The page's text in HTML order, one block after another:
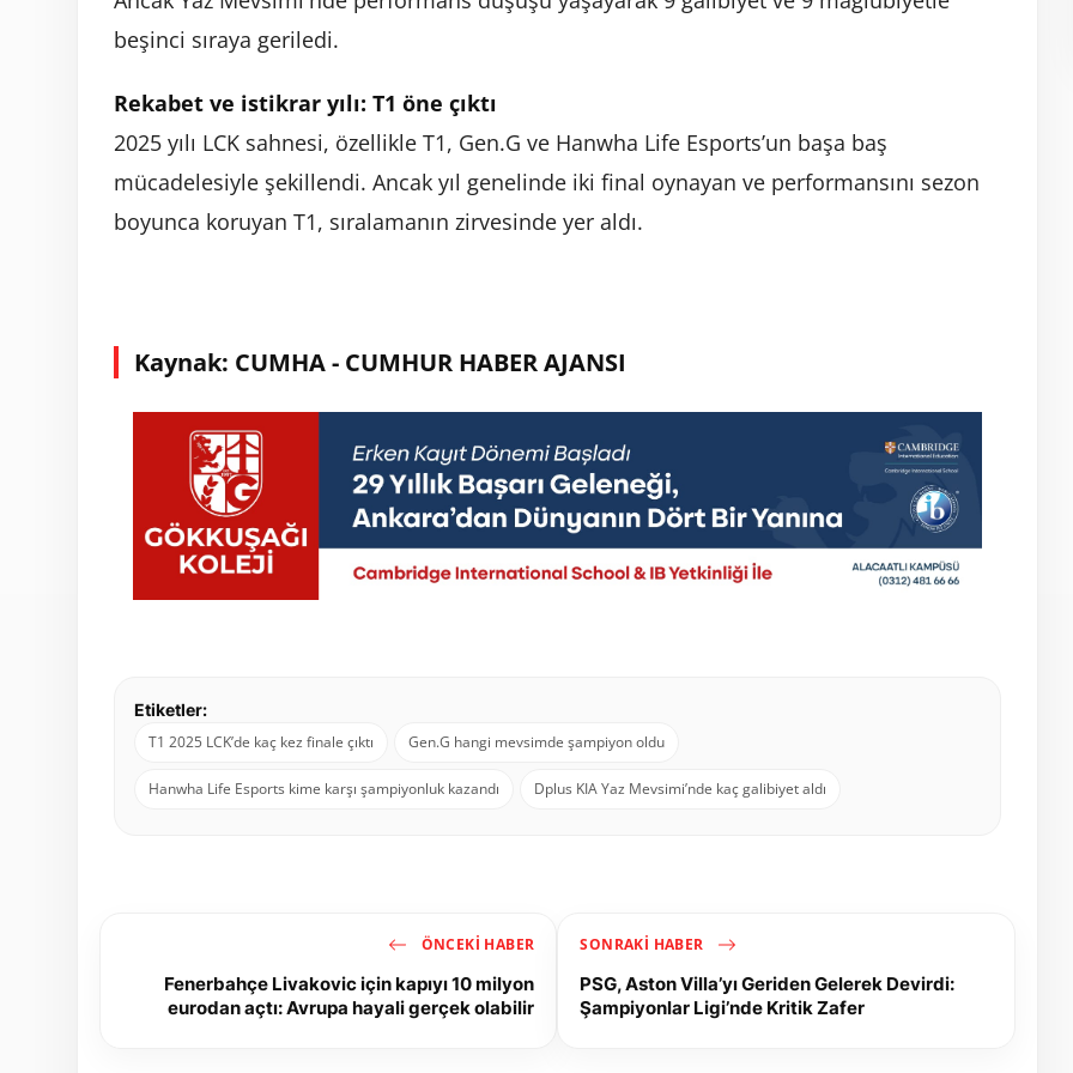
beşinci sıraya geriledi.
Rekabet ve istikrar yılı: T1 öne çıktı
2025 yılı LCK sahnesi, özellikle T1, Gen.G ve Hanwha Life Esports’un başa baş
mücadelesiyle şekillendi. Ancak yıl genelinde iki final oynayan ve performansını sezon
boyunca koruyan T1, sıralamanın zirvesinde yer aldı.
Kaynak: CUMHA - CUMHUR HABER AJANSI
Etiketler:
T1 2025 LCK’de kaç kez finale çıktı
Gen.G hangi mevsimde şampiyon oldu
Hanwha Life Esports kime karşı şampiyonluk kazandı Dplus KIA Yaz Mevsimi’nde kaç galibiyet aldı
ÖNCEKI HABER
Fenerbahçe Livakovic için kapıyı 10 milyon
eurodan açtı: Avrupa hayali gerçek olabilir
SONRAKI HABER
PSG, Aston Villa’yı Geriden Gelerek Devirdi:
Şampiyonlar Ligi’nde Kritik Zafer